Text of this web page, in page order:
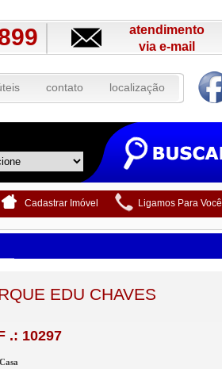
atendimento
via e-mail
contato localização
Cadastrar Imóvel Ligamos Para Você
EDU CHAVES
.: 10297
Casa